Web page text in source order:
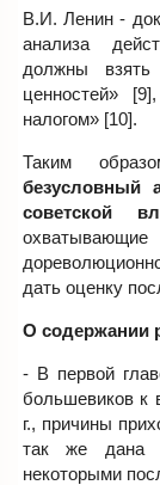
В.И. Ленин -
анализа
должны
ценностей»
налогом» [10].
Таким
безусловный
советской
дать оценку
О содержании
- В первой
большевиков к
г., причины
так же дана
некоторыми